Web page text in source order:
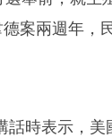
案兩週年，
話時表示，